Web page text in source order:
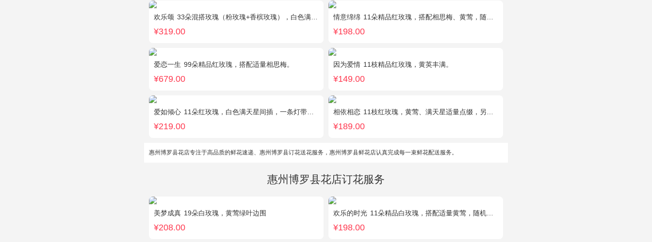
欢乐颂 33朵混搭玫瑰（粉玫瑰+香槟玫瑰），白色满天星环绕
¥319.00
情意绵绵 11朵精品红玫瑰，搭配相思梅、黄莺，随机赠送一对小熊。
¥198.00
爱恋一生 99朵精品红玫瑰，搭配适量相思梅。
¥679.00
因为爱情 11枝精品红玫瑰，黄英丰满。
¥149.00
爱如倾心 11朵红玫瑰，白色满天星间插，一条灯带，一对小熊、黄莺或尤加利叶搭配
¥219.00
相依相恋 11枝红玫瑰，黄莺、满天星适量点缀，另加2只可爱小熊公仔。(小熊以实物为准)
¥189.00
惠州博罗县花店专注于高品质的鲜花速递、惠州博罗县订花送花服务，惠州博罗县鲜花店认真完成每一束鲜花配送服务。
惠州博罗县花店订花服务
美梦成真 19朵白玫瑰，黄莺绿叶边围
¥208.00
欢乐的时光 11朵精品白玫瑰，搭配适量黄莺，随机赠送1只可爱小熊。
¥198.00